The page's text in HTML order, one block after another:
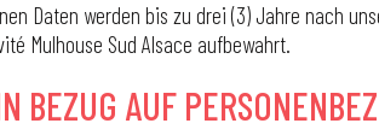
Daten werden bis zu drei (3) Jahre nach
Mulhouse Sud Alsace aufbewahrt.
BEZUG AUF